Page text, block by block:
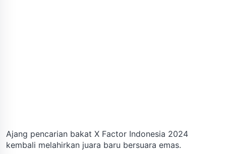
Ajang pencarian bakat X Factor Indonesia 2024
kembali melahirkan juara baru bersuara emas.